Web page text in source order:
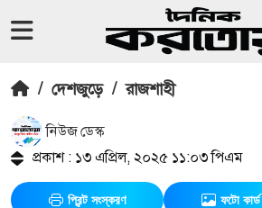
/ দেশজুড়ে / রাজশাহী
নিউজ ডেস্ক
প্রকাশ : ১৩ এপ্রিল, ২০২৫ ১১:০৩ পিএম
প্রিন্ট সংস্করণ ফটো কার্ড